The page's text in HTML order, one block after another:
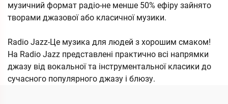
музичний формат радіо-не менше 50% ефіру зайнято
творами джазової або класичної музики.
Radio Jazz-Це музика для людей з хорошим смаком!
На Radio Jazz представлені практично всі напрямки
джазу від вокальної та інструментальної класики до
сучасного популярного джазу і блюзу.